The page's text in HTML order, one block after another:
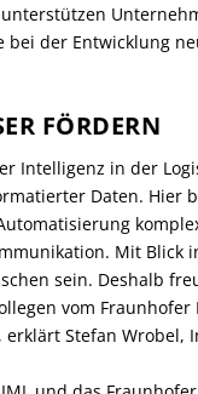
bei der Entwicklung
FÖRDERN
Intelligenz in der
Daten. Hier
Mit Blick
sein. Deshalb
vom
erklärt Stefan Wrobel,